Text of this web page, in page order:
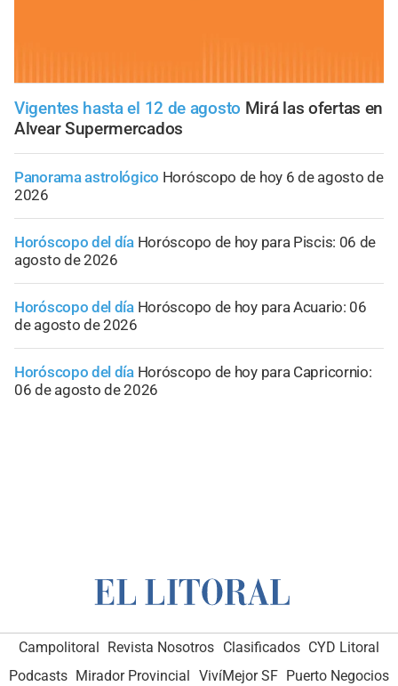
Vigentes hasta el 12 de agosto Mirá las ofertas en
Alvear Supermercados
Panorama astrológico Horóscopo de hoy 6 de agosto de
2026
Horóscopo del día Horóscopo de hoy para Piscis: 06 de
agosto de 2026
Horóscopo del día Horóscopo de hoy para Acuario: 06
de agosto de 2026
Horóscopo del día Horóscopo de hoy para Capricornio:
06 de agosto de 2026
Campolitoral Revista Nosotros Clasificados CYD Litoral
Podcasts Mirador Provincial VivíMejor SF Puerto Negocios